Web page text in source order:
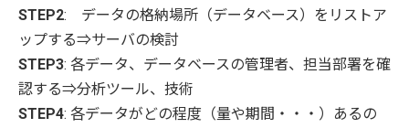
STEP2: データの格納場所（データベース）をリストア
ップする⇒サーバの検討
STEP3: 各データ、データベースの管理者、担当部署を確
認する⇒分析ツール、技術
STEP4: 各データがどの程度（量や期間・・・）あるの